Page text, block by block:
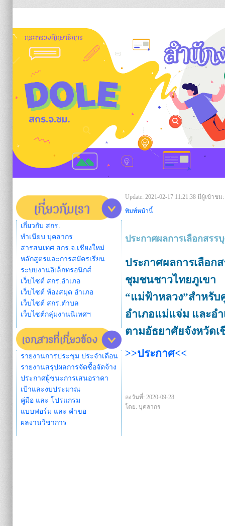
เกี่ยวกับ สกร.
ทำเนียบ บุคลากร
สารสนเทศ สกร.จ.เชียงใหม่
หลักสูตรและการสมัครเรียน
ระบบงานอิเล็กทรอนิกส์
เว็บไซต์ สกร.อำเภอ
เว็บไซต์ ห้องสมุด อำเภอ
เว็บไซต์ สกร.ตำบล
เว็บไซต์กลุ่มงานนิเทศฯ
รายงานการประชุม ประจำเดือน
รายงานสรุปผลการจัดซื้อจัดจ้าง
ประกาศผู้ชนะการเสนอราคา
เป้าและงบประมาณ
คู่มือ และ โปรแกรม
แบบฟอร์ม และ คำขอ
ผลงานวิชาการ
Update: 2021-02-17 11:21:38 มีผู้เข้าชม:
พิมพ์หน้านี้
ประกาศผลการเลือกสร
ประกาศผลการเลือก
ชุมชนชาวไทยภูเขา
“แม่ฟ้าหลวง”สำหรับ
อำเภอแม่แจ่ม และอ
ตามอัธยาศัยจังหวัดเ
>>ประกาศ<<
ลงวันที่: 2020-09-28
โดย: บุคลากร